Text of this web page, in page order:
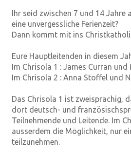
Ihr seid zwischen 7 und 14 Jahre
eine unvergessliche Ferienzeit?
Dann kommt mit ins
Eure Hauptleitenden in diesem
Im Chrisola 1 : James Curran und
Im Chrisola 2 : Anna Stoffel und
Das Chrisola 1 ist zweisprachig,
dort deutsch- und
Teilnehmende und Leitende. Im
ausserdem die Möglichkeit, nur
teilzunehmen.